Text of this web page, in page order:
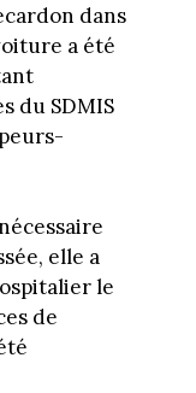
dans
a été
du SDMIS
elle a
le
de